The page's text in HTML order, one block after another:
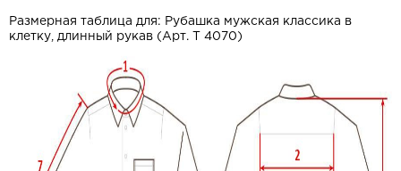
Размерная таблица для: Рубашка мужская классика в
клетку, длинный рукав (Арт. T 4070)